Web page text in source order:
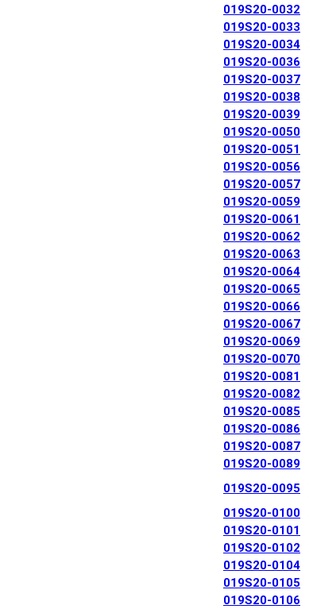
019S20-0032
019S20-0033
019S20-0034
019S20-0036
019S20-0037
019S20-0038
019S20-0039
019S20-0050
019S20-0051
019S20-0056
019S20-0057
019S20-0059
019S20-0061
019S20-0062
019S20-0063
019S20-0064
019S20-0065
019S20-0066
019S20-0067
019S20-0069
019S20-0070
019S20-0081
019S20-0082
019S20-0085
019S20-0086
019S20-0087
019S20-0089
019S20-0095
019S20-0100
019S20-0101
019S20-0102
019S20-0104
019S20-0105
019S20-0106